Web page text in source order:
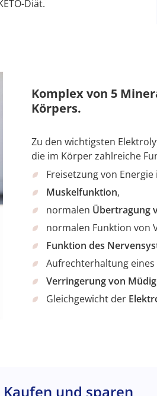
Diät.
Komplex von 5
Körpers.
Zu den wichtigsten
die im Körper zahlreiche
Freisetzung von
Muskelfunktion,
normalen Übertragung
normalen Funktion von
Funktion des
Aufrechterhaltung eines
Verringerung von
Gleichgewicht der
Kaufen und sparen